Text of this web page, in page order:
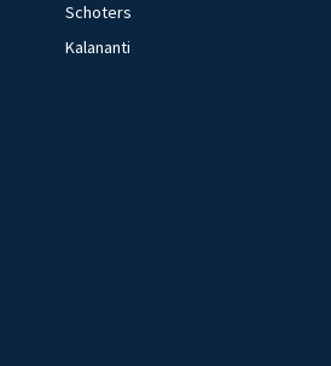
Schoters
Kalananti